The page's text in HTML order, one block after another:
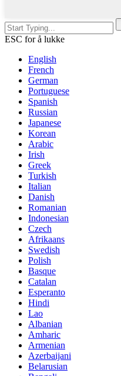
ESC for å lukke
English
French
German
Portuguese
Spanish
Russian
Japanese
Korean
Arabic
Irish
Greek
Turkish
Italian
Danish
Romanian
Indonesian
Czech
Afrikaans
Swedish
Polish
Basque
Catalan
Esperanto
Hindi
Lao
Albanian
Amharic
Armenian
Azerbaijani
Belarusian